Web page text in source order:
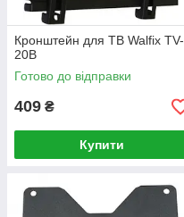
Кронштейн для ТВ Walfix TV-
20B
Готово до відправки
409 ₴
Купити